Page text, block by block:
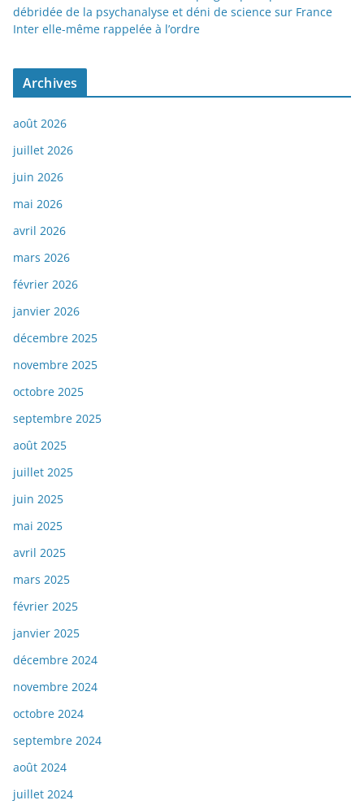
débridée de la psychanalyse et déni de science sur France
Inter elle-même rappelée à l’ordre
Archives
août 2026
juillet 2026
juin 2026
mai 2026
avril 2026
mars 2026
février 2026
janvier 2026
décembre 2025
novembre 2025
octobre 2025
septembre 2025
août 2025
juillet 2025
juin 2025
mai 2025
avril 2025
mars 2025
février 2025
janvier 2025
décembre 2024
novembre 2024
octobre 2024
septembre 2024
août 2024
juillet 2024